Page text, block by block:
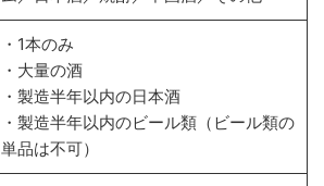
・1本のみ
・大量の酒
・製造半年以内の日本酒
・製造半年以内のビール類（ビール類の
単品は不可）